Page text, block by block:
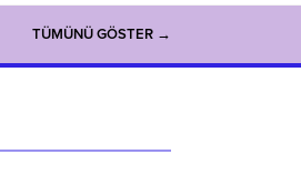
TÜMÜNÜ GÖSTER →